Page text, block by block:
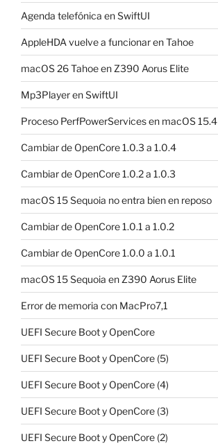
Agenda telefónica en SwiftUI
AppleHDA vuelve a funcionar en Tahoe
macOS 26 Tahoe en Z390 Aorus Elite
Mp3Player en SwiftUI
Proceso PerfPowerServices en macOS 15.4
Cambiar de OpenCore 1.0.3 a 1.0.4
Cambiar de OpenCore 1.0.2 a 1.0.3
macOS 15 Sequoia no entra bien en reposo
Cambiar de OpenCore 1.0.1 a 1.0.2
Cambiar de OpenCore 1.0.0 a 1.0.1
macOS 15 Sequoia en Z390 Aorus Elite
Error de memoria con MacPro7,1
UEFI Secure Boot y OpenCore
UEFI Secure Boot y OpenCore (5)
UEFI Secure Boot y OpenCore (4)
UEFI Secure Boot y OpenCore (3)
UEFI Secure Boot y OpenCore (2)